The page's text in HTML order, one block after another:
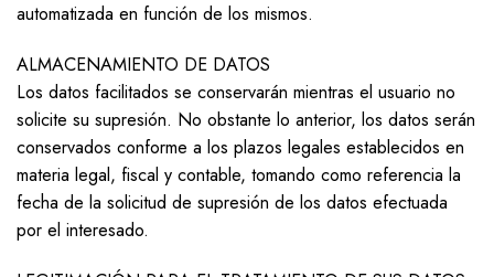
automatizada en función de los mismos.
ALMACENAMIENTO DE DATOS
Los datos facilitados se conservarán mientras el usuario no
solicite su supresión. No obstante lo anterior, los datos serán
conservados conforme a los plazos legales establecidos en
materia legal, fiscal y contable, tomando como referencia la
fecha de la solicitud de supresión de los datos efectuada
por el interesado.